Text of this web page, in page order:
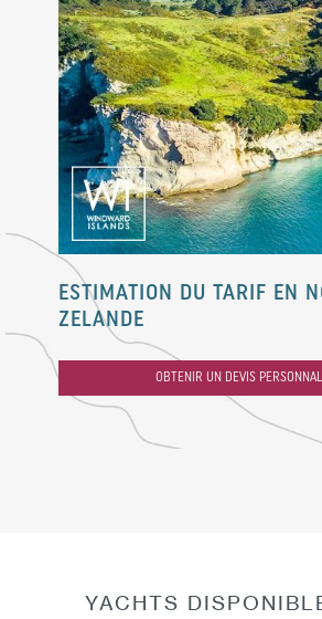
ESTIMATION DU TARIF EN
ZELANDE
OBTENIR UN DEVIS
YACHTS